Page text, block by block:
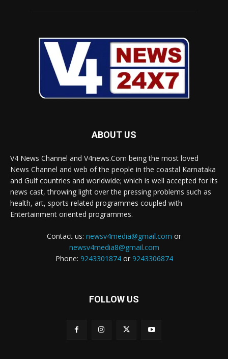
ABOUT US
V4 News Channel and V4news.Com being the most loved
News Channel and web of the people in the coastal Karnataka
and Gulf countries and worldwide; which is well accepted for its
news cast, throwing light over the pressing problems such as
health, art, sports related programmes coupled with
Entertainment oriented programmes.
Contact us: newsv4media@gmail.com or
newsv4media8@gmail.com
Phone: 9243301874or 9243306874
FOLLOW US